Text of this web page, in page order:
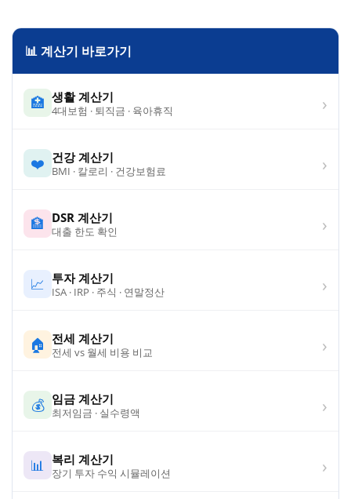
📊 계산기 바로가기
🏥 생활 계산기
4대보험 · 퇴직금 · 육아휴직 ›
❤️ 건강 계산기
BMI · 칼로리 · 건강보험료 ›
🏦 DSR 계산기
대출 한도 확인 ›
📈 투자 계산기
ISA · IRP · 주식 · 연말정산 ›
🏠 전세 계산기
전세 vs 월세 비용 비교 ›
💰 임금 계산기
최저임금 · 실수령액 ›
📊 복리 계산기
장기 투자 수익 시뮬레이션 ›